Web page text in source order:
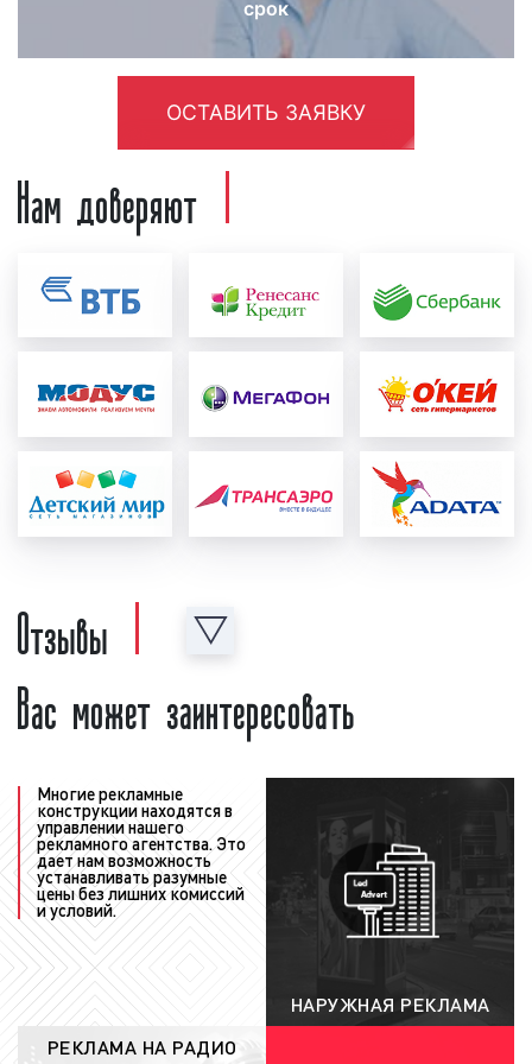
Необходимо отметить, что реклама на радио
«Восток ФМ» тем эффективнее, чем длительнее
период выхода рекламных роликов в эфире
радиостанции. Поэтому, если вы хотите, чтобы
реклама дала отдачу, а денежные средства,
размещайте рекламу в течение месяца и более.
Как разместить рекламу на радио
«Восток ФМ»
Зачастую, наши клиенты спрашивают, как
разместить рекламу на радио «Восток ФМ» в
Екатеринбурге? Процесс размещения рекламы на
радио «Восток ФМ» можно разделить на несколько
этапов:
создание и проверка рекламного ролика:
перед тем, как запустить рекламу на радио,
быть предоставлен как рекламодателем, так
и создан в нашей звукозаписывающей студии.
Для создания рекламного ролика нашими
предоставить следующую информацию:
концепцию рекламы, примерный текст,
условия акции, контакты и адреса. Также
рекламодатель может предоставить иную
информацию, важную с его точки зрения.
После создания рекламный ролик
проверяется на соответствие требованиям
ФЗ « О рекламе
». Ролик проверяется как
юристами нашей компании, так и юристами
радиостанции. При необходимости в
рекламный материал вносятся
соответствующие корректировки и
исправления с учетом сделанных замечаний;
срок
ОСТАВИТЬ ЗАЯВКУ
Нам доверяют
Отзывы
Вас может заинтересовать
Многие рекламные
конструкции находятся в
управлении нашего
рекламного агентства. Это
дает нам возможность
устанавливать разумные
цены без лишних комиссий
и условий.
НАРУЖНАЯ РЕКЛАМА
РЕКЛАМА НА РАДИО